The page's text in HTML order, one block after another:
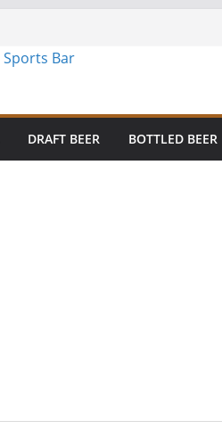
DRAFT BEER BOTTLED BEER